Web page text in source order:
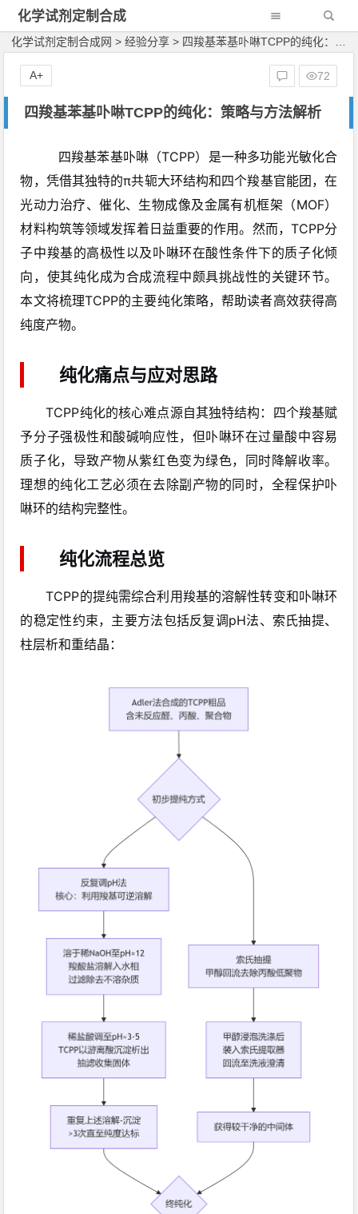
化学试剂定制合成
网
化学试剂定制合成网 > 经验分享 > 四羧基苯基卟啉TCPP的纯化：策略与方法解析
四羧基苯基卟啉TCPP的纯化：策略与方法解析
72
A+
四羧基苯基卟啉（TCPP）是一种多功能光敏化合
物，凭借其独特的π共轭大环结构和四个羧基官能团，在
光动力治疗、催化、生物成像及金属有机框架（MOF）
材料构筑等领域发挥着日益重要的作用。然而，TCPP分
子中羧基的高极性以及卟啉环在酸性条件下的质子化倾
向，使其纯化成为合成流程中颇具挑战性的关键环节。
本文将梳理TCPP的主要纯化策略，帮助读者高效获得高
纯度产物。
纯化痛点与应对思路
TCPP纯化的核心难点源自其独特结构：四个羧基赋
予分子强极性和酸碱响应性，但卟啉环在过量酸中容易
质子化，导致产物从紫红色变为绿色，同时降解收率。
理想的纯化工艺必须在去除副产物的同时，全程保护卟
啉环的结构完整性。
纯化流程总览
TCPP的提纯需综合利用羧基的溶解性转变和卟啉环
的稳定性约束，主要方法包括反复调pH法、索氏抽提、
柱层析和重结晶：